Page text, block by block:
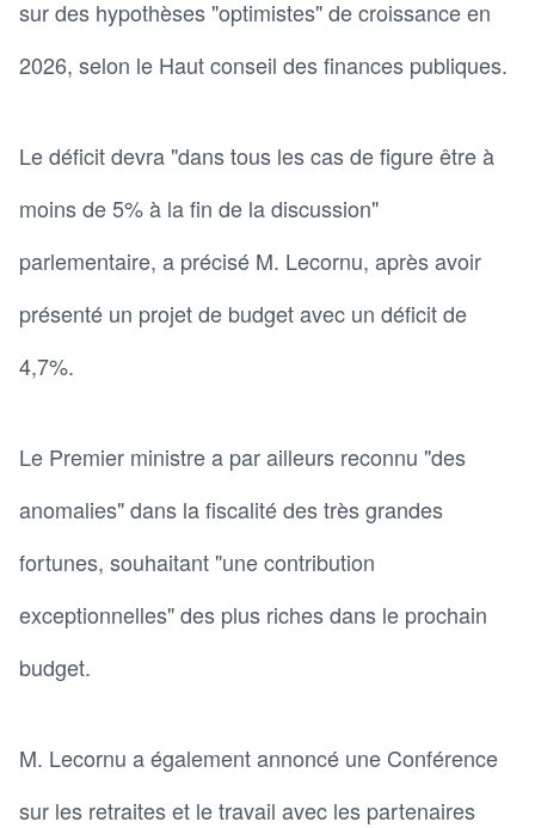
sur des hypothèses "optimistes" de croissance en
2026, selon le Haut conseil des finances publiques.
Le déficit devra "dans tous les cas de figure être à
moins de 5% à la fin de la discussion"
parlementaire, a précisé M. Lecornu, après avoir
présenté un projet de budget avec un déficit de
4,7%.
Le Premier ministre a par ailleurs reconnu "des
anomalies" dans la fiscalité des très grandes
fortunes, souhaitant "une contribution
exceptionnelles" des plus riches dans le prochain
budget.
M. Lecornu a également annoncé une Conférence
sur les retraites et le travail avec les partenaires